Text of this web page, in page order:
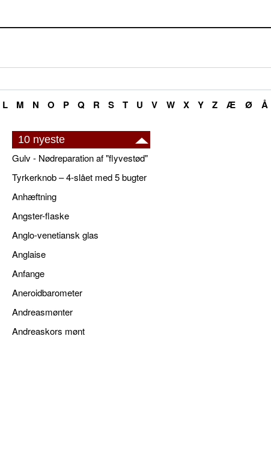
L M N O P Q R S T U V W X Y Z Æ Ø Å
10 nyeste
Gulv - Nødreparation af "flyvestød"
Tyrkerknob – 4-slået med 5 bugter
Anhæftning
Angster-flaske
Anglo-venetiansk glas
Anglaise
Anfange
Aneroidbarometer
Andreasmønter
Andreaskors mønt